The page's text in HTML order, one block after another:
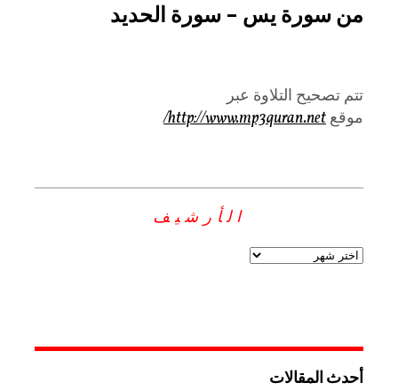
من سورة يس – سورة الحديد
تتم تصحيح التلاوة عبر
موقع http://www.mp3quran.net/
الأرشيف
أحدث المقالات